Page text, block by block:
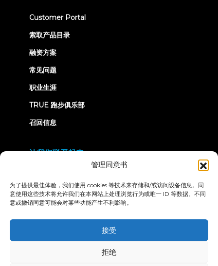
管理同意书
为了提供最佳体验，我们使用 cookies 等技术来存储和/或访问设备信息。同
意使用这些技术将允许我们在本网站上处理浏览行为或唯一 ID 等数据。不同
意或撤销同意可能会对某些功能产生不利影响。
接受
拒绝
Customer Portal(opens
索取产品目录
融资方案
常见问题
职业生涯
TRUE 跑步俱乐部
召回信息
让我们联系起来
© 2026 True Fitness. All Rights Reserved
隐私政策
条款和条件
无障碍声明